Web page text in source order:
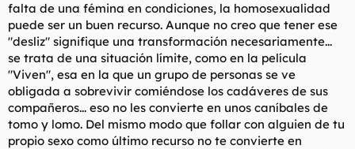
Pero tengo una duda: Churchill dijo que la marineria
era ron, latigo y sodomia. En la carcel tambien se
da mucho por culo y luego al salir vuelves a ser
hetero. "Lo mas parecido a una mujer es un
hombre" lei en el Lute.
Las conductas en lugares only man son excusables?
falta de una fémina en condiciones, la homosexualidad
puede ser un buen recurso. Aunque no creo que tener ese
"desliz" signifique una transformación necesariamente...
se trata de una situación límite, como en la película
"Viven", esa en la que un grupo de personas se ve
obligada a sobrevivir comiéndose los cadáveres de sus
compañeros... eso no les convierte en unos caníbales de
tomo y lomo. Del mismo modo que follar con alguien de tu
propio sexo como último recurso no te convierte en